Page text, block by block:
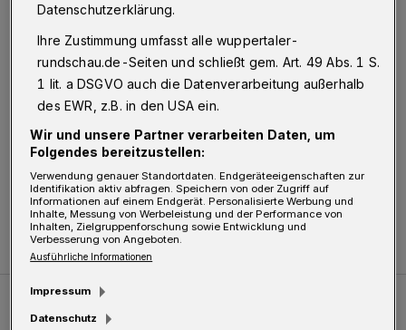
Oktober 2021) findet in der Fußgängerzone die
zweite Barmer Lichterzauber-Kirmes statt.
Auch die Einzelhändler laden dann am
Sonntag zum Shoppen ein.
Zuletzt aktualisiert:08.10.2021
Weitere Bilderstrecken
Datenschutzerklärung.
Ihre Zustimmung umfasst alle wuppertaler-
rundschau.de-Seiten und schließt gem. Art. 49 Abs. 1 S.
1 lit. a DSGVO auch die Datenverarbeitung außerhalb
des EWR, z.B. in den USA ein.
Wir und unsere Partner verarbeiten Daten, um
Folgendes bereitzustellen:
Verwendung genauer Standortdaten. Endgeräteeigenschaften zur
Identifikation aktiv abfragen. Speichern von oder Zugriff auf
Informationen auf einem Endgerät. Personalisierte Werbung und
Inhalte, Messung von Werbeleistung und der Performance von
Inhalten, Zielgruppenforschung sowie Entwicklung und
Verbesserung von Angeboten.
Ausführliche Informationen
Impressum
Datenschutz